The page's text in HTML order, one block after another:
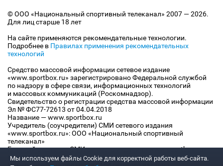
© ООО «Национальный спортивный телеканал» 2007 — 2026.
Для лиц старше 18 лет
На сайте применяются рекомендательные технологии.
Подробнее в Правилах применения рекомендательных
технологий
Средство массовой информации сетевое издание
«www.sportbox.ru» зарегистрировано Федеральной службой
по надзору в сфере связи, информационных технологий
и массовых коммуникаций (Роскомнадзор).
Свидетельство о регистрации средства массовой информации
Эл № ФС77-72613 от 04.04.2018
Название — www.sportbox.ru
Учредитель (соучредители) СМИ сетевого издания
«www.sportbox.ru»: ООО «Национальный спортивный
телеканал»
Главный редактор СМИ сетевого издания «www.sportbox.ru»:
Конов В.А.
Мы используем файлы Сookie для корректной работы веб-сайта.